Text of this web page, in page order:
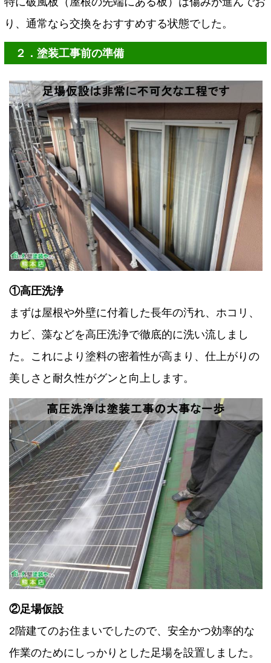
り、通常なら交換をおすすめする状態でした。
２．塗装工事前の準備
①高圧洗浄
まずは屋根や外壁に付着した長年の汚れ、ホコリ、
カビ、藻などを高圧洗浄で徹底的に洗い流しまし
た。これにより塗料の密着性が高まり、仕上がりの
美しさと耐久性がグンと向上します。
②足場仮設
2階建てのお住まいでしたので、安全かつ効率的な
作業のためにしっかりとした足場を設置しました。